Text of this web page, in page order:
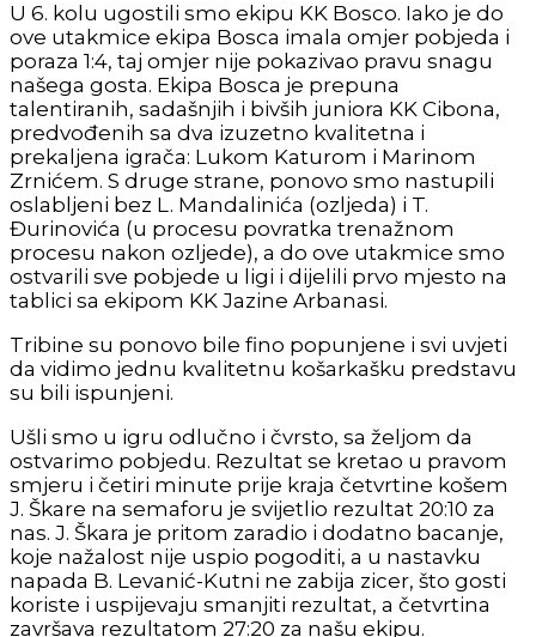
U 6. kolu ugostili smo ekipu KK Bosco. Iako je do
ove utakmice ekipa Bosca imala omjer pobjeda i
poraza 1:4, taj omjer nije pokazivao pravu snagu
našega gosta. Ekipa Bosca je prepuna
talentiranih, sadašnjih i bivših juniora KK Cibona,
predvođenih sa dva izuzetno kvalitetna i
prekaljena igrača: Lukom Katurom i Marinom
Zrnićem. S druge strane, ponovo smo nastupili
oslabljeni bez L. Mandalinića (ozljeda) i T.
Đurinovića (u procesu povratka trenažnom
procesu nakon ozljede), a do ove utakmice smo
ostvarili sve pobjede u ligi i dijelili prvo mjesto na
tablici sa ekipom KK Jazine Arbanasi.
Tribine su ponovo bile fino popunjene i svi uvjeti
da vidimo jednu kvalitetnu košarkašku predstavu
su bili ispunjeni.
Ušli smo u igru odlučno i čvrsto, sa željom da
ostvarimo pobjedu. Rezultat se kretao u pravom
smjeru i četiri minute prije kraja četvrtine košem
J. Škare na semaforu je svijetlio rezultat 20:10 za
nas. J. Škara je pritom zaradio i dodatno bacanje,
koje nažalost nije uspio pogoditi, a u nastavku
napada B. Levanić-Kutni ne zabija zicer, što gosti
koriste i uspijevaju smanjiti rezultat, a četvrtina
završava rezultatom 27:20 za našu ekipu.